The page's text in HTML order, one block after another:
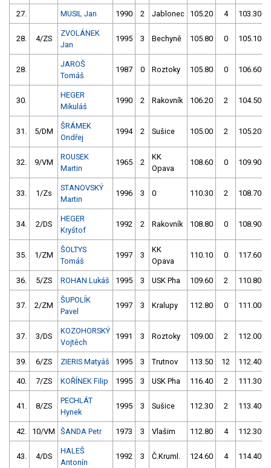
27. MUSIL Jan 1990 2 Jablonec 105.20 4 103.30
28. 4/ZS
ZVOLÁNEK
Jan
1995 3 Bechyně 105.80 0 105.10
28.
JAROŠ
Tomáš
1987 0 Roztoky 105.80 0 106.60
30.
HEGER
Mikuláš
1990 2 Rakovník 106.20 2 104.50
31. 5/DM
ŠRÁMEK
Ondřej
1994 2 Sušice 105.00 2 105.20
32. 9/VM
ROUSEK
Martin
1965 2
KK
Opava
108.60 0 109.90
33. 1/Zs
STANOVSKÝ
Martin
1996 3 0 110.30 2 108.70
34. 2/DS
HEGER
Kryštof
1992 2 Rakovník 108.80 0 108.90
35. 1/ZM
ŠOLTYS
Tomáš
1997 3
KK
Opava
110.10 0 117.60
36. 5/ZS ROHAN Lukáš 1995 3 USK Pha 109.60 2 110.80
37. 2/ZM
ŠUPOLÍK
Pavel
1997 3 Kralupy 112.80 0 111.00
37. 3/DS
KOZOHORSKÝ
Vojtěch
1991 3 Roztoky 109.00 2 112.00
39. 6/ZS ZIERIS Matyáš 1995 3 Trutnov 113.50 12 112.40
40. 7/ZS KOŘÍNEK Filip 1995 3 USK Pha 116.40 2 111.30
41. 8/ZS
PECHLÁT
Hynek
1995 3 Sušice 112.30 2 113.40
42. 10/VM ŠANDA Petr 1973 3 Vlašim 112.80 4 112.30
43. 4/DS
HALEŠ
Antonín
1992 3 Č.Kruml. 124.60 4 114.40